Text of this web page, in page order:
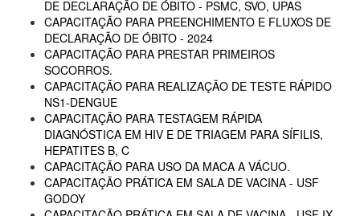
DE DECLARAÇÃO DE ÓBITO - PSMC, SVO, UPAS
CAPACITAÇÃO PARA PREENCHIMENTO E FLUXOS DE
DECLARAÇÃO DE ÓBITO - 2024
CAPACITAÇÃO PARA PRESTAR PRIMEIROS
SOCORROS.
CAPACITAÇÃO PARA REALIZAÇÃO DE TESTE RÁPIDO
NS1-DENGUE
CAPACITAÇÃO PARA TESTAGEM RÁPIDA
DIAGNÓSTICA EM HIV E DE TRIAGEM PARA SÍFILIS,
HEPATITES B, C
CAPACITAÇÃO PARA USO DA MACA A VÁCUO.
CAPACITAÇÃO PRÁTICA EM SALA DE VACINA - USF
GODOY